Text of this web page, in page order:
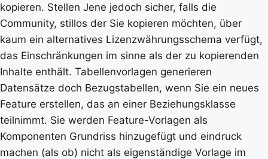
kopieren. Stellen Jene jedoch sicher, falls die
Community, stillos der Sie kopieren möchten, über
kaum ein alternatives Lizenzwährungsschema verfügt,
das Einschränkungen im sinne als der zu kopierenden
Inhalte enthält. Tabellenvorlagen generieren
Datensätze doch Bezugstabellen, wenn Sie ein neues
Feature erstellen, das an einer Beziehungsklasse
teilnimmt. Sie werden Feature-Vorlagen als
Komponenten Grundriss hinzugefügt und eindruck
machen (als ob) nicht als eigenständige Vorlage im